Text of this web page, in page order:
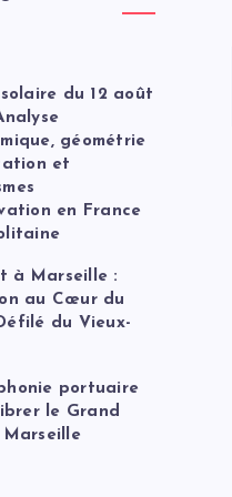
du 12 août
géométrie
et
en France
à Marseille :
au Cœur du
du Vieux-
portuaire
le Grand